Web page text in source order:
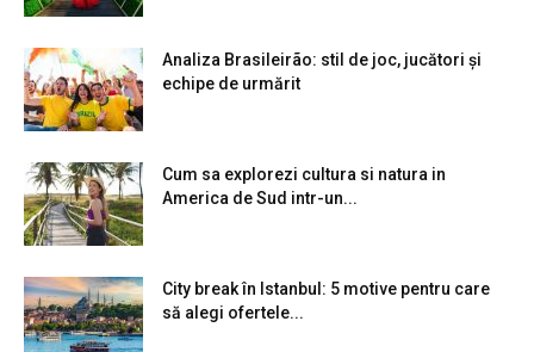
Analiza Brasileirão: stil de joc, jucători și
echipe de urmărit
Cum sa explorezi cultura si natura in
America de Sud intr-un...
City break în Istanbul: 5 motive pentru care
să alegi ofertele...